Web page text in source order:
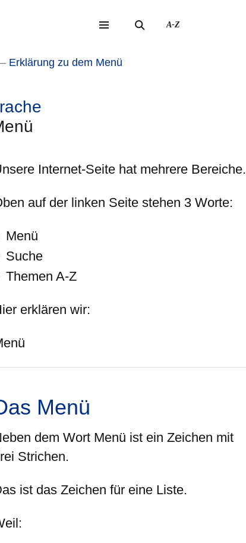
A-Z
Erklärung zu dem Menü
Internet-Seite hat mehrere Bereiche.
auf der linken Seite stehen 3 Worte:
Menü
Suche
Themen A-Z
erklären wir:
Menü
dem Wort Menü ist ein Zeichen mit
Strichen.
ist das Zeichen für eine Liste.
: